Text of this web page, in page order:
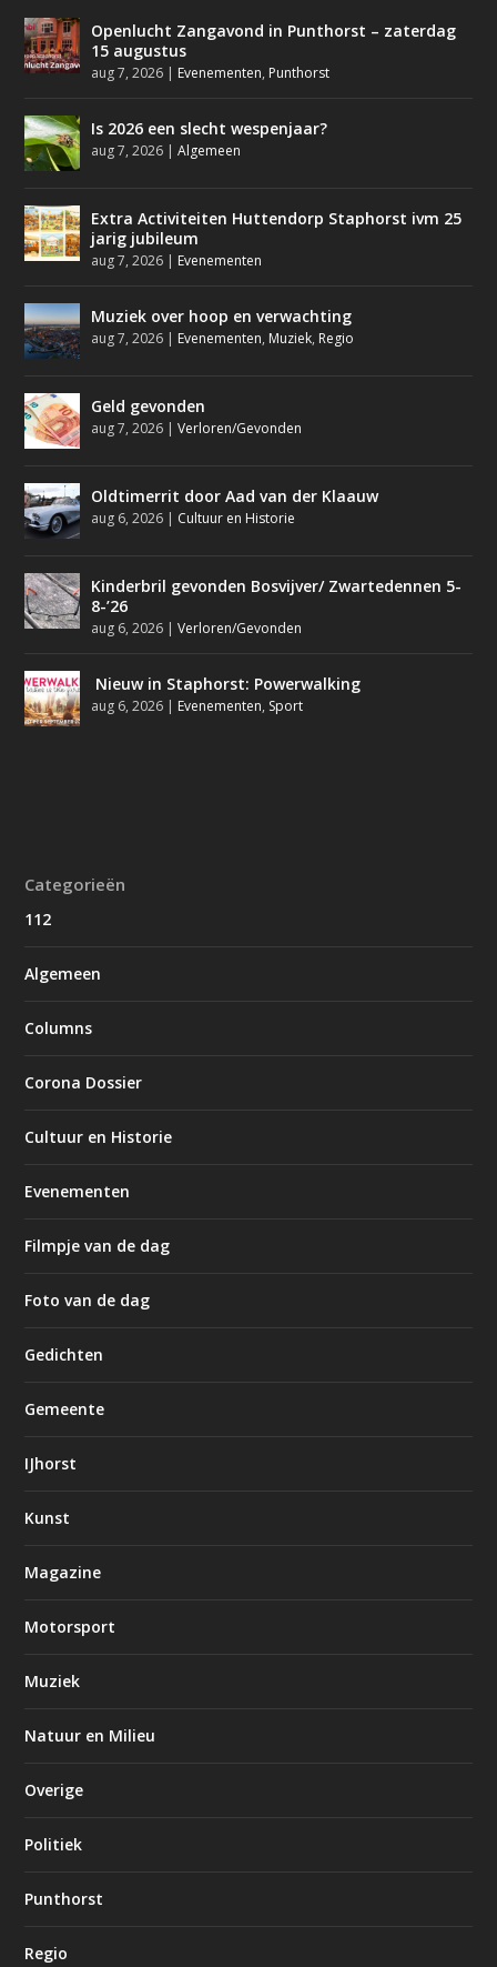
Openlucht Zangavond in Punthorst – zaterdag
15 augustus
aug 7, 2026 | Evenementen, Punthorst
Is 2026 een slecht wespenjaar?
aug 7, 2026 |Algemeen
Extra Activiteiten Huttendorp Staphorst ivm 25
jarig jubileum
aug 7, 2026 | Evenementen
Muziek over hoop en verwachting
aug 7, 2026 | Evenementen, Muziek, Regio
Geld gevonden
aug 7, 2026 |Verloren/Gevonden
Oldtimerrit door Aad van der Klaauw
aug 6, 2026 | Cultuur en Historie
Kinderbril gevonden Bosvijver/ Zwartedennen 5-
8-’26
aug 6, 2026 |Verloren/Gevonden
Nieuw in Staphorst: Powerwalking
aug 6, 2026 | Evenementen, Sport
Categorieën
112
Algemeen
Columns
Corona Dossier
Cultuur en Historie
Evenementen
Filmpje van de dag
Foto van de dag
Gedichten
Gemeente
IJhorst
Kunst
Magazine
Motorsport
Muziek
Natuur en Milieu
Overige
Politiek
Punthorst
Regio